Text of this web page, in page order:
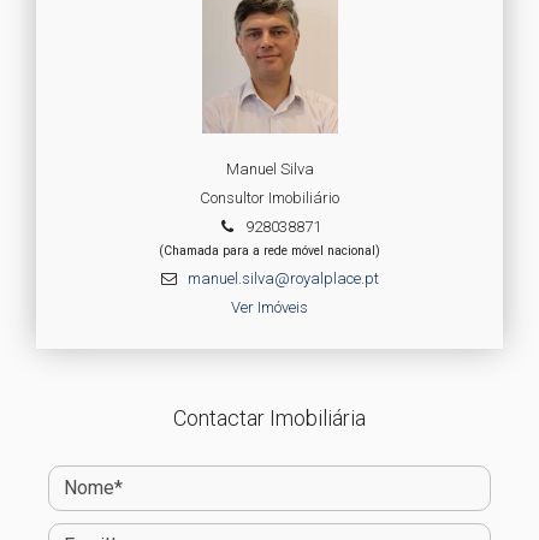
Manuel Silva
Consultor Imobiliário
928038871
(Chamada para a rede móvel nacional)
manuel.silva@royalplace.pt
Ver Imóveis
Contactar Imobiliária